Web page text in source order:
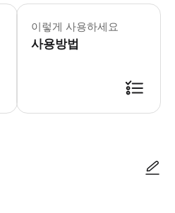
1. 예약 후 닌빈 호텔 이름과 주소, 캣
이렇게 사용하세요
사용방법